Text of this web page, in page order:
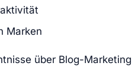
Marken
über Blog-Marketing